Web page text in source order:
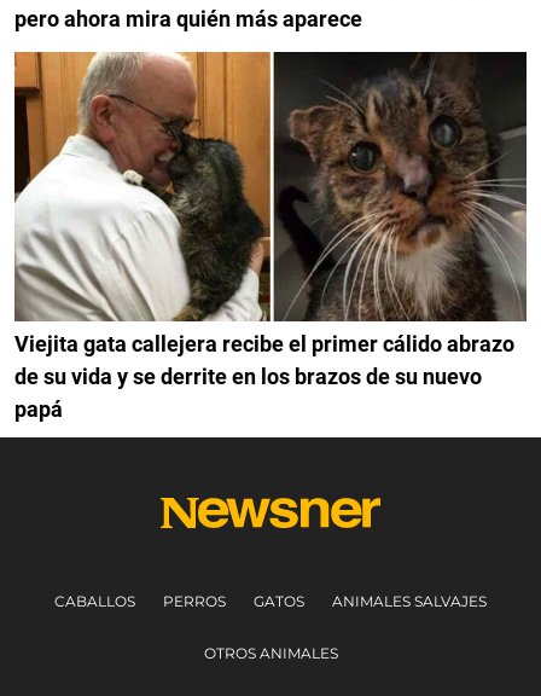
pero ahora mira quién más aparece
Viejita gata callejera recibe el primer cálido abrazo
de su vida y se derrite en los brazos de su nuevo
papá
CABALLOS PERROS GATOS ANIMALES SALVAJES
OTROS ANIMALES